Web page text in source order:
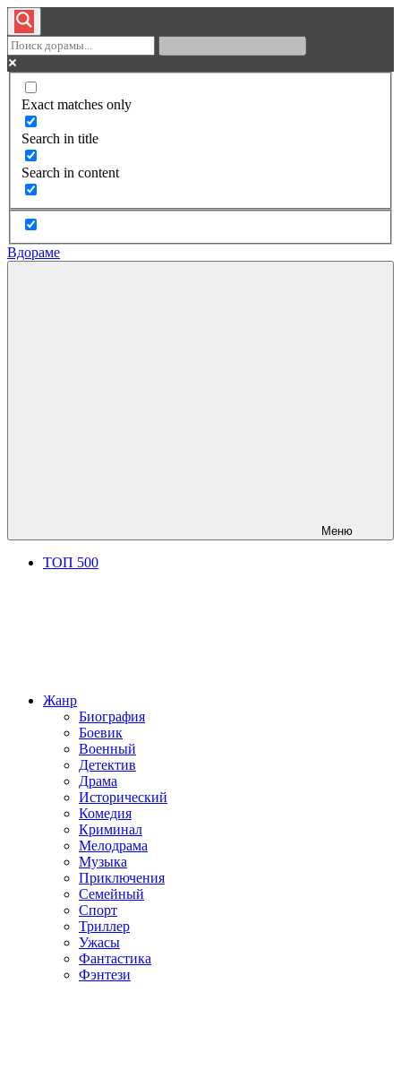
Exact matches only
Search in title
Search in content
Вдораме
Меню
ТОП 500
Жанр
Биография
Боевик
Военный
Детектив
Драма
Исторический
Комедия
Криминал
Мелодрама
Музыка
Приключения
Семейный
Спорт
Триллер
Ужасы
Фантастика
Фэнтези